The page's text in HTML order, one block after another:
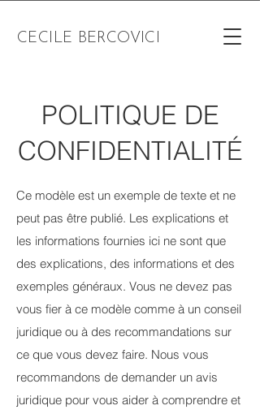
CECILE BERCOVICI
POLITIQUE DE
CONFIDENTIALITÉ
Ce modèle est un exemple de texte et ne
peut pas être publié. Les explications et
les informations fournies ici ne sont que
des explications, des informations et des
exemples généraux. Vous ne devez pas
vous fier à ce modèle comme à un conseil
juridique ou à des recommandations sur
ce que vous devez faire. Nous vous
recommandons de demander un avis
juridique pour vous aider à comprendre et